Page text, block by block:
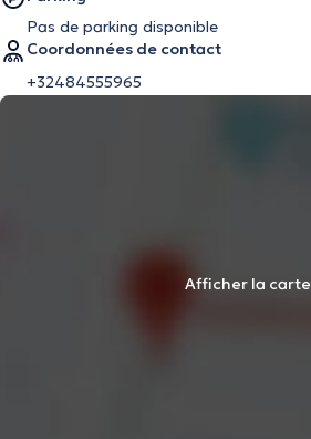
Pas de parking disponible
Coordonnées de contact
+32484555965
Afficher la carte